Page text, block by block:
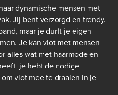
dynamische mensen met
Jij bent verzorgd en trendy.
maar je durft je eigen
Je kan vlot met mensen
alles wat met haarmode en
je hebt de nodige
vlot mee te draaien in je